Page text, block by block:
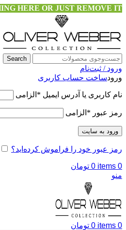
HERE OR JUST REMOVE IT…
Search
ورود / ثبت‌نام
ورودساخت حساب کاربری
نام کاربری یا آدرس ایمیل * الزامی
رمز عبور * الزامی
ورود به سایت
رمز عبور خود را فراموش کرده‌اید؟
0
items
0 تومان
منو
0
items
0 تومان